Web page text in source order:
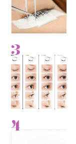
3
4